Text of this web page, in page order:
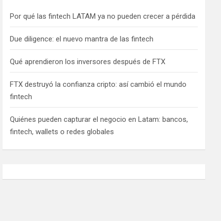
Por qué las fintech LATAM ya no pueden crecer a pérdida
Due diligence: el nuevo mantra de las fintech
Qué aprendieron los inversores después de FTX
FTX destruyó la confianza cripto: así cambió el mundo
fintech
Quiénes pueden capturar el negocio en Latam: bancos,
fintech, wallets o redes globales